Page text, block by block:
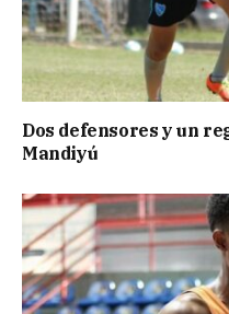
Dos defensores y un
Mandiyú